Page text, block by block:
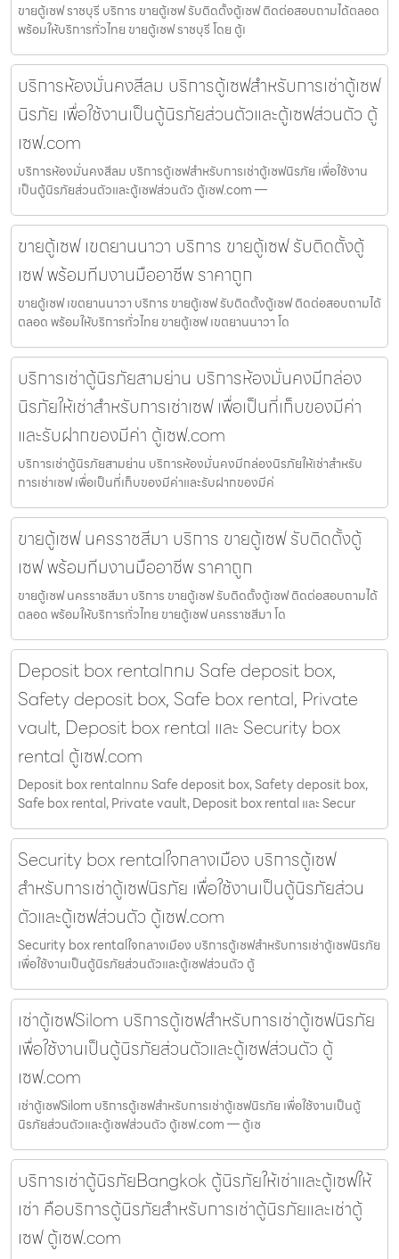
ขายตู้เซฟ ราชบุรี บริการ ขายตู้เซฟ รับติดตั้งตู้เซฟ ติดต่อสอบถามได้ตลอด
พร้อมให้บริการทั่วไทย ขายตู้เซฟ ราชบุรี โดย ตู้เ
บริการห้องมั่นคงสีลม บริการตู้เซฟสำหรับการเช่าตู้เซฟ
นิรภัย เพื่อใช้งานเป็นตู้นิรภัยส่วนตัวและตู้เซฟส่วนตัว ตู้
เซฟ.com
บริการห้องมั่นคงสีลม บริการตู้เซฟสำหรับการเช่าตู้เซฟนิรภัย เพื่อใช้งาน
เป็นตู้นิรภัยส่วนตัวและตู้เซฟส่วนตัว ตู้เซฟ.com —
ขายตู้เซฟ เขตยานนาวา บริการ ขายตู้เซฟ รับติดตั้งตู้
เซฟ พร้อมทีมงานมืออาชีพ ราคาถูก
ขายตู้เซฟ เขตยานนาวา บริการ ขายตู้เซฟ รับติดตั้งตู้เซฟ ติดต่อสอบถามได้
ตลอด พร้อมให้บริการทั่วไทย ขายตู้เซฟ เขตยานนาวา โด
บริการเช่าตู้นิรภัยสามย่าน บริการห้องมั่นคงมีกล่อง
นิรภัยให้เช่าสำหรับการเช่าเซฟ เพื่อเป็นที่เก็บของมีค่า
และรับฝากของมีค่า ตู้เซฟ.com
บริการเช่าตู้นิรภัยสามย่าน บริการห้องมั่นคงมีกล่องนิรภัยให้เช่าสำหรับ
การเช่าเซฟ เพื่อเป็นที่เก็บของมีค่าและรับฝากของมีค่
ขายตู้เซฟ นครราชสีมา บริการ ขายตู้เซฟ รับติดตั้งตู้
เซฟ พร้อมทีมงานมืออาชีพ ราคาถูก
ขายตู้เซฟ นครราชสีมา บริการ ขายตู้เซฟ รับติดตั้งตู้เซฟ ติดต่อสอบถามได้
ตลอด พร้อมให้บริการทั่วไทย ขายตู้เซฟ นครราชสีมา โด
Deposit box rentalกทม Safe deposit box,
Safety deposit box, Safe box rental, Private
vault, Deposit box rental และ Security box
rental ตู้เซฟ.com
Deposit box rentalกทม Safe deposit box, Safety deposit box,
Safe box rental, Private vault, Deposit box rental และ Secur
Security box rentalใจกลางเมือง บริการตู้เซฟ
สำหรับการเช่าตู้เซฟนิรภัย เพื่อใช้งานเป็นตู้นิรภัยส่วน
ตัวและตู้เซฟส่วนตัว ตู้เซฟ.com
Security box rentalใจกลางเมือง บริการตู้เซฟสำหรับการเช่าตู้เซฟนิรภัย
เพื่อใช้งานเป็นตู้นิรภัยส่วนตัวและตู้เซฟส่วนตัว ตู้
เช่าตู้เซฟSilom บริการตู้เซฟสำหรับการเช่าตู้เซฟนิรภัย
เพื่อใช้งานเป็นตู้นิรภัยส่วนตัวและตู้เซฟส่วนตัว ตู้
เซฟ.com
เช่าตู้เซฟSilom บริการตู้เซฟสำหรับการเช่าตู้เซฟนิรภัย เพื่อใช้งานเป็นตู้
นิรภัยส่วนตัวและตู้เซฟส่วนตัว ตู้เซฟ.com — ตู้เซ
บริการเช่าตู้นิรภัยBangkok ตู้นิรภัยให้เช่าและตู้เซฟให้
เช่า คือบริการตู้นิรภัยสำหรับการเช่าตู้นิรภัยและเช่าตู้
เซฟ ตู้เซฟ.com